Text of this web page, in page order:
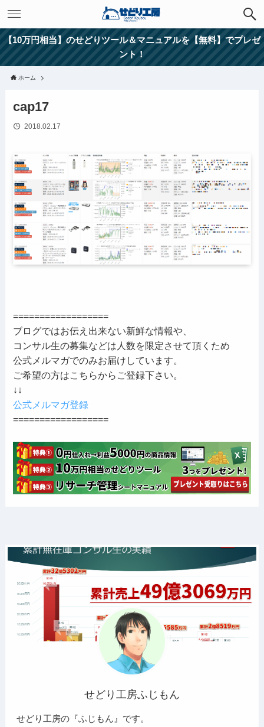
【10万円相当】のせどりツール＆マニュアルを【無料】でプレゼ
ント！
ホーム
cap17
2018.02.17
==================
ブログではお伝え出来ない新鮮な情報や、
コンサル生の募集などは人数を限定させて頂くため
公式メルマガでのみお届けしています。
ご希望の方はこちらからご登録下さい。
↓↓
公式メルマガ登録
==================
せどり工房ふじもん
せどり工房の『ふじもん』です。